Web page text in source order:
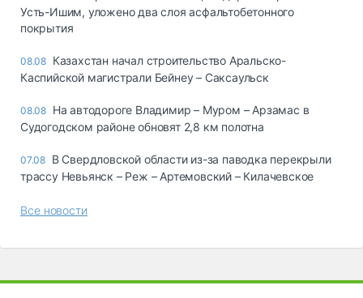
Усть-Ишим, уложено два слоя асфальтобетонного
покрытия
08.08 Казахстан начал строительство Аральско-
Каспийской магистрали Бейнеу – Саксаульск
08.08 На автодороге Владимир – Муром – Арзамас в
Судогодском районе обновят 2,8 км полотна
07.08 В Свердловской области из-за паводка перекрыли
трассу Невьянск – Реж – Артемовский – Килачевское
Все новости